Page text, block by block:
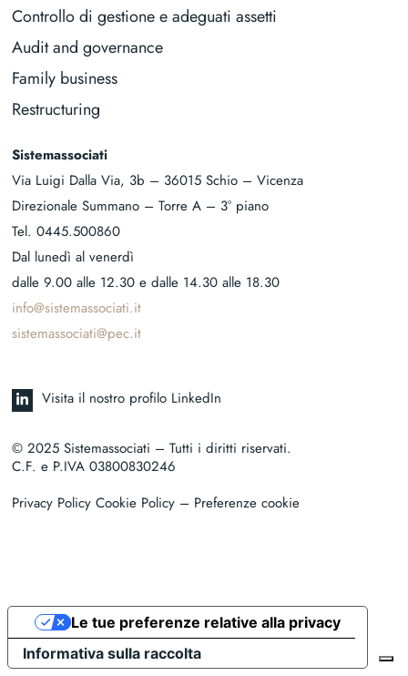
Controllo di gestione e adeguati assetti
Audit and governance
Family business
Restructuring
Sistemassociati
Via Luigi Dalla Via, 3b – 36015 Schio – Vicenza
Direzionale Summano – Torre A – 3° piano
Tel.0445.500860
Dal lunedì al venerdì
dalle 9.00 alle 12.30 e dalle 14.30 alle 18.30
info@sistemassociati.it
sistemassociati@pec.it
Visita il nostro profilo LinkedIn
© 2025 Sistemassociati – Tutti i diritti riservati.
C.F. e P.IVA 03800830246
Privacy Policy Cookie Policy – Preferenze cookie
Informativa sulla raccolta
Le tue preferenze relative alla privacy